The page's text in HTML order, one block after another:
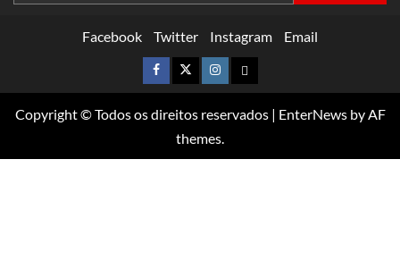
Facebook Twitter Instagram Email
Copyright © Todos os direitos reservados | EnterNewsby AF
themes.